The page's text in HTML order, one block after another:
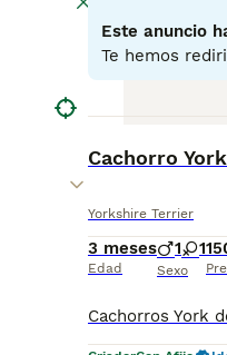
Lee nuestra
Este anuncio
Te hemos
Cachorro
Yorkshire Terrier
3 meses
Edad
1 1
Sexo